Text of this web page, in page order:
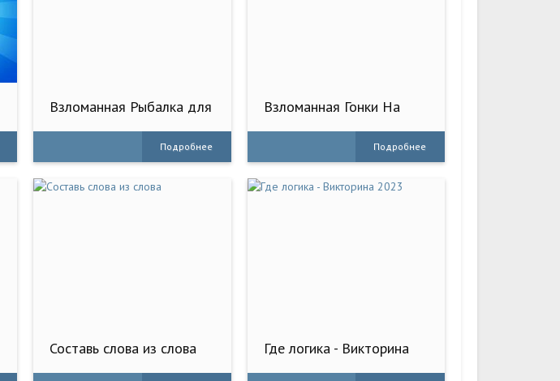
Взломанная Рыбалка для
Мод все открытоПодробнее
Взломанная Гонки На
Андроид - Мод на деньги
Подробнее
Составь слова из слова
Где логика - Викторина